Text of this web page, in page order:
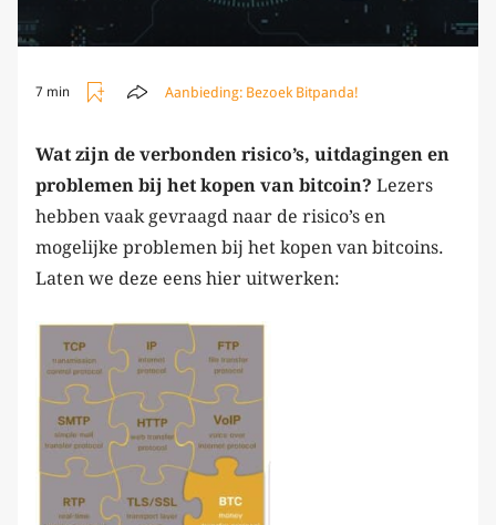
7 min Aanbieding: Bezoek Bitpanda!
Wat zijn de verbonden risico’s, uitdagingen en
problemen bij het kopen van bitcoin? Lezers
hebben vaak gevraagd naar de risico’s en
mogelijke problemen bij het kopen van bitcoins.
Laten we deze eens hier uitwerken: